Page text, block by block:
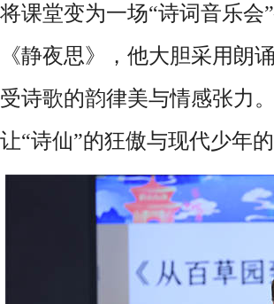
将课堂变为一场“诗词音乐
《静夜思》，他大胆采用朗
受诗歌的韵律美与情感张力
让“诗仙”的狂傲与现代少年